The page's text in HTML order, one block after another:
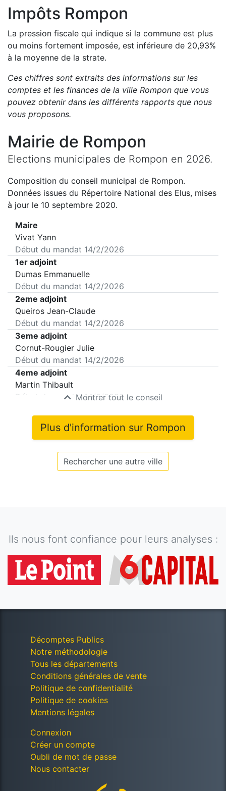
Impôts Rompon
La pression fiscale qui indique si la commune est plus
ou moins fortement imposée, est inférieure de 20,93%
à la moyenne de la strate.
Ces chiffres sont extraits des informations sur les
comptes et les finances de la ville Rompon que vous
pouvez obtenir dans les différents rapports que nous
vous proposons.
Mairie de Rompon
Elections municipales de Rompon en 2026.
Composition du conseil municipal de Rompon.
Données issues du Répertoire National des Elus, mises
à jour le 10 septembre 2020.
Maire
Vivat Yann
Début du mandat 14/2/2026
1er adjoint
Dumas Emmanuelle
Début du mandat 14/2/2026
2eme adjoint
Queiros Jean-Claude
Début du mandat 14/2/2026
3eme adjoint
Cornut-Rougier Julie
Début du mandat 14/2/2026
4eme adjoint
Martin Thibault
Début du mandat14/2/2026
Montrer tout le conseil
Plus d'information sur Rompon
Rechercher une autre ville
Ils nous font confiance pour leurs analyses :
Décomptes Publics
Notre méthodologie
Tous les départements
Conditions générales de vente
Politique de confidentialité
Politique de cookies
Mentions légales
Connexion
Créer un compte
Oubli de mot de passe
Nous contacter